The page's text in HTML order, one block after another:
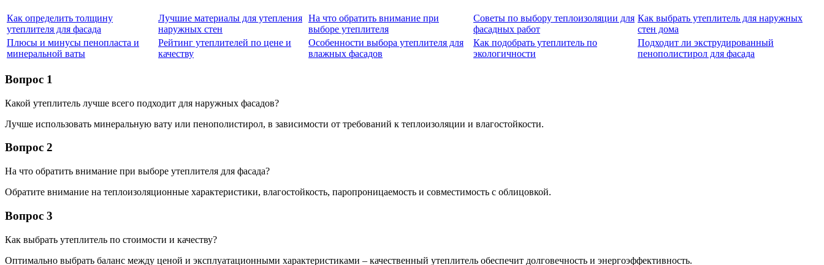
Как определить толщину
утеплителя для фасада
Лучшие материалы для утепления
наружных стен
На что обратить внимание при
выборе утеплителя
Советы по выбору теплоизоляции для
фасадных работ
Как выбрать утеплитель для наружных
стен дома
Плюсы и минусы пенопласта и
минеральной ваты
Рейтинг утеплителей по цене и
качеству
Особенности выбора утеплителя для
влажных фасадов
Как подобрать утеплитель по
экологичности
Подходит ли экструдированный
пенополистирол для фасада
Вопрос 1
Какой утеплитель лучше всего подходит для наружных фасадов?
Лучше использовать минеральную вату или пенополистирол, в зависимости от требований к теплоизоляции и влагостойкости.
Вопрос 2
На что обратить внимание при выборе утеплителя для фасада?
Обратите внимание на теплоизоляционные характеристики, влагостойкость, паропроницаемость и совместимость с облицовкой.
Вопрос 3
Как выбрать утеплитель по стоимости и качеству?
Оптимально выбрать баланс между ценой и эксплуатационными характеристиками – качественный утеплитель обеспечит долговечность и энергоэффективность.